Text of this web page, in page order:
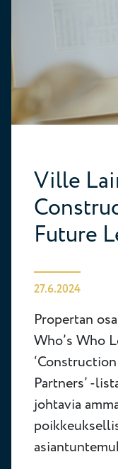
Ville
Future
27.6.2024
Propertan
Who’s Who
Partners’ -
johtavia